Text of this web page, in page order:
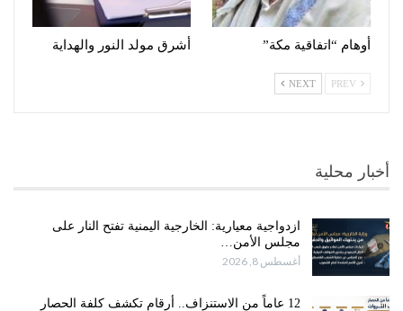
أوهام “اتفاقية مكة” أشرق مولد النور والهداية
NEXT
أخبار محلية
ازدواجية معيارية: الخارجية اليمنية تفتح النار على
مجلس الأمن…
أغسطس 8, 2026
12 عاماً من الاستنزاف.. أرقام تكشف كلفة الحصار